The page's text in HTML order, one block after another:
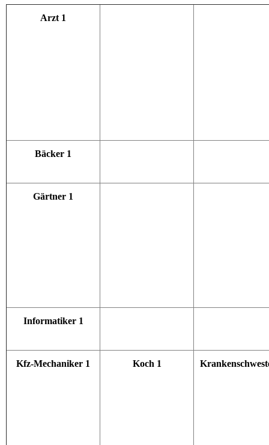
Arzt 1
Bäcker 1
Gärtner 1
Informatiker 1
Kfz-Mechaniker 1 Koch 1